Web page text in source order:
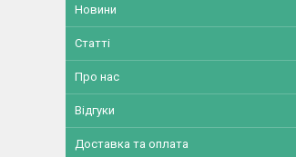
Новини
Статті
Про нас
Відгуки
Доставка та оплата